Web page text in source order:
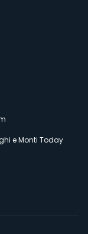
e Monti Today